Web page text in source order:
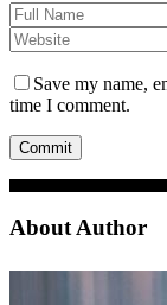
Save my name,
time I comment.
About Author